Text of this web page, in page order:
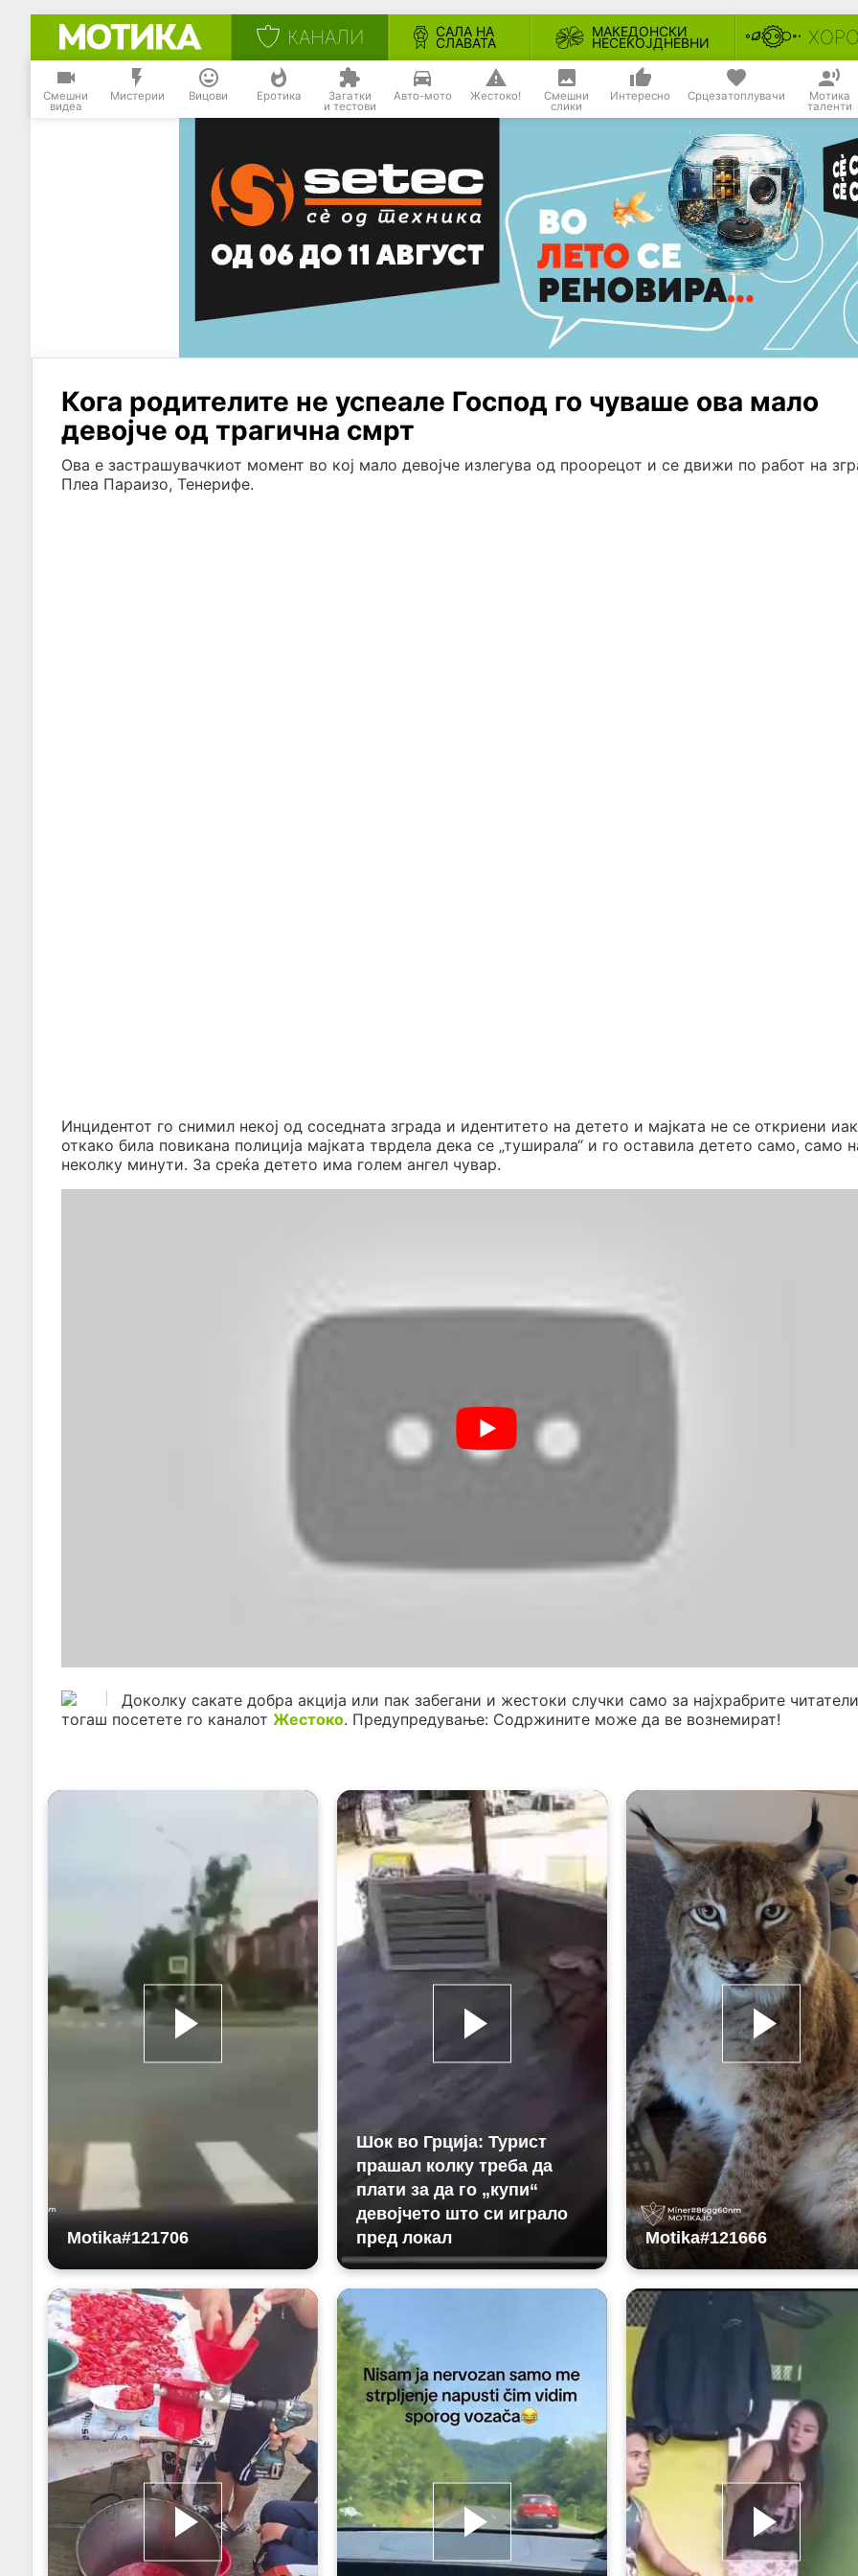
КАНАЛИ САЛА НА
СЛАВАТА
МАКЕДОНСКИ
НЕСЕКОЈДНЕВНИ
Смешни
видеа
Мистерии Вицови Еротика Загатки
и тестови
Авто-мото Жестоко! Смешни
слики
Интересно Срцезатоплувачи Мотика
таленти
Кога родителите не успеале Господ го чуваше ова мало
девојче од трагична смрт
Ова е застрашувачкиот момент во кој мало девојче излегува од проорецот и се движи по работ на
Плеа Параизо, Тенерифе.
Инцидентот го снимил некој од соседната зграда и идентитето на детето и мајката не се откриени
откако била повикана полиција мајката тврдела дека се „туширала“ и го оставила детето само, само
неколку минути. За среќа детето има голем ангел чувар.
Доколку сакате добра акција или пак забегани и жестоки случки само за најхрабрите
тогаш посетете го каналот Жестоко. Предупредување: Содржините може да ве вознемират!